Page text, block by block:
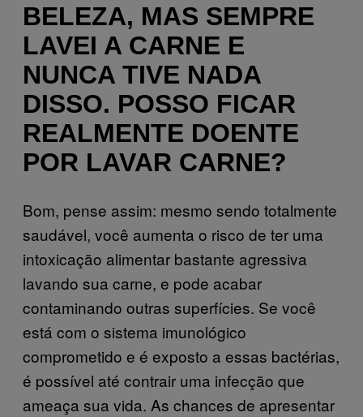
BELEZA, MAS SEMPRE
LAVEI A CARNE E
NUNCA TIVE NADA
DISSO. POSSO FICAR
REALMENTE DOENTE
POR LAVAR CARNE?
Bom, pense assim: mesmo sendo totalmente
saudável, você aumenta o risco de ter uma
intoxicação alimentar bastante agressiva
lavando sua carne, e pode acabar
contaminando outras superfícies. Se você
está com o sistema imunológico
comprometido e é exposto a essas bactérias,
é possível até contrair uma infecção que
ameaça sua vida. As chances de apresentar